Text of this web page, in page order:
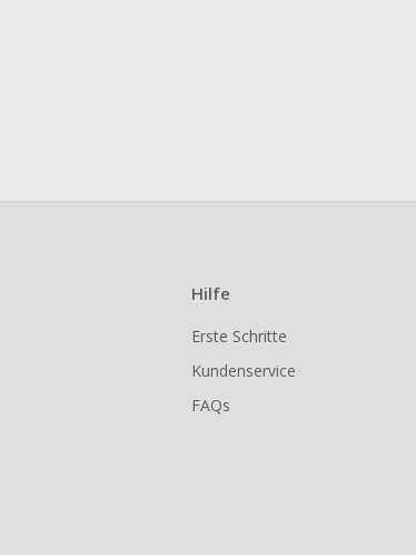
Hilfe
Erste Schritte
Kundenservice
FAQs